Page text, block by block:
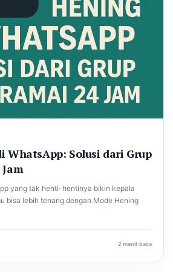
WhatsApp: Solusi dari Grup
yang tak henti-hentinya bikin kepala
bisa lebih tenang dengan Mode Hening
2 menit baca